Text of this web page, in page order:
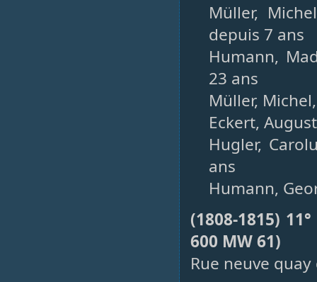
Müller,
depuis 7 ans
Humann,
23 ans
Müller,
Eckert,
Hugler,
ans
Humann,
(1808-1815)
600 MW 61)
Rue neuve